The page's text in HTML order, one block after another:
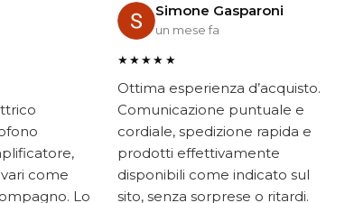
come
Lo
Simone Gasparoni
un mese fa
★★★★★
Ottima esperienza d’acquisto.
Comunicazione puntuale e
cordiale, spedizione rapida e
prodotti effettivamente
disponibili come indicato sul
sito, senza sorprese o ritardi.